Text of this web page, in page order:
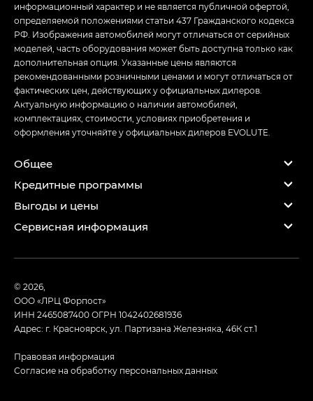
информационный характер и не является публичной офертой,
определяемой положениями статьи 437 Гражданского кодекса
РФ. Изображения автомобилей могут отличаться от серийных
моделей, часть оборудования может быть доступна только как
дополнительная опция. Указанные цены являются
рекомендованными розничными ценами и могут отличаться от
фактических цен, действующих у официальных дилеров.
Актуальную информацию о наличии автомобилей,
комплектациях, стоимости, условиях приобретения и
оформления уточняйте у официальных дилеров EVOLUTE.
Общее
Кредитные программы
Выгоды и цены
Сервисная информация
© 2026,
ООО «ЛРЦ Форпост»
ИНН 2465087400ОГРН 1042402681936
Адрес: г. Красноярск, ул. Партизана Железняка, 46К ст.1
Правовая информация
Согласие на обработку персональных данных